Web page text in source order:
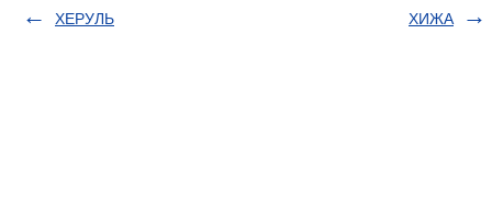
ХЕРУЛЬ ХИЖА